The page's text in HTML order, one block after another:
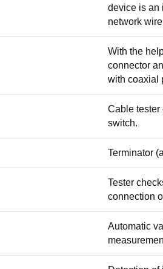
device is an
network
With the
connector
with coaxial
Cable tester
switch.
Terminator
Tester
connection
Automatic